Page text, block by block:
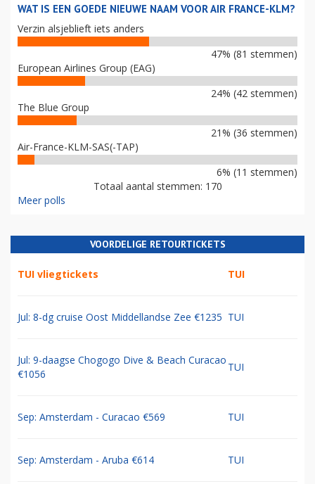
WAT IS EEN GOEDE NIEUWE NAAM VOOR AIR FRANCE-KLM?
Verzin alsjeblieft iets anders
47% (81 stemmen)
European Airlines Group (EAG)
24% (42 stemmen)
The Blue Group
21% (36 stemmen)
Air-France-KLM-SAS(-TAP)
6% (11 stemmen)
Totaal aantal stemmen: 170
Meer polls
VOORDELIGE RETOURTICKETS
TUI vliegtickets TUI
Jul: 8-dg cruise Oost Middellandse Zee €1235 TUI
Jul: 9-daagse Chogogo Dive & Beach Curacao
€1056
TUI
Sep: Amsterdam - Curacao €569 TUI
Sep: Amsterdam - Aruba €614 TUI